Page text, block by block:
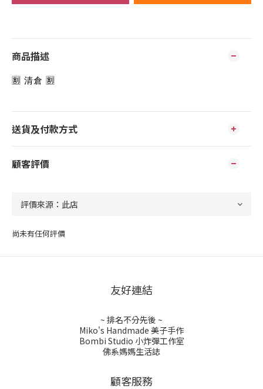
商品描述
🈹️ 清倉 🈹️
送貨及付款方式
顧客評價
尚未有任何評價
友好連結
~ 排名不分先後 ~
Miko's Handmade 美子手作
Bombi Studio 小炸彈工作室
佛系媽媽生活誌
顧客服務